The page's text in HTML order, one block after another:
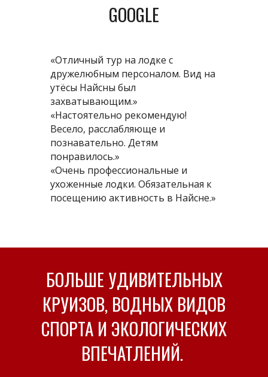
GOOGLE
«Отличный тур на лодке с
дружелюбным персоналом. Вид на
утёсы Найсны был
захватывающим.»
«Настоятельно рекомендую!
Весело, расслабляюще и
познавательно. Детям
понравилось.»
«Очень профессиональные и
ухоженные лодки. Обязательная к
посещению активность в Найсне.»
БОЛЬШЕ УДИВИТЕЛЬНЫХ
КРУИЗОВ, ВОДНЫХ ВИДОВ
СПОРТА И ЭКОЛОГИЧЕСКИХ
ВПЕЧАТЛЕНИЙ.